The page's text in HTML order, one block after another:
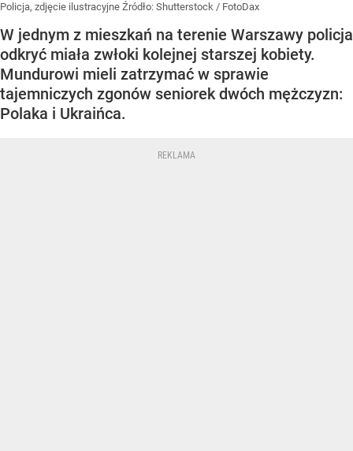
Policja, zdjęcie ilustracyjne Źródło: Shutterstock / FotoDax
W jednym z mieszkań na terenie Warszawy policja
odkryć miała zwłoki kolejnej starszej kobiety.
Mundurowi mieli zatrzymać w sprawie
tajemniczych zgonów seniorek dwóch mężczyzn:
Polaka i Ukraińca.